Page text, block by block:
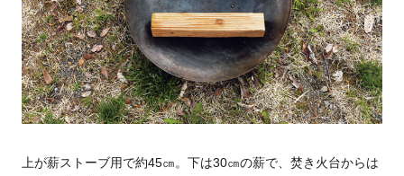
上が薪ストーブ用で約45㎝。下は30㎝の薪で、焚き火台からは